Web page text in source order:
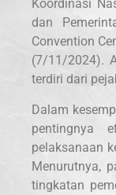
Koordinasi
dan
Convention
(7/11/2024).
terdiri dari
Dalam
pentingnya
pelaksanaan
Menurutnya,
tingkatan